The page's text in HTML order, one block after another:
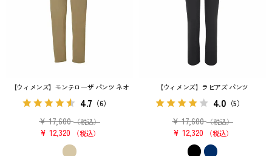
【ウィメンズ】モンテローザ パンツ ネオ
4.7 （6）
¥ 17,600 （税込）
¥ 12,320 税込
【ウィメンズ】ラピアズ パンツ
4.0 （5）
¥ 17,600 （税込）
¥ 12,320 税込